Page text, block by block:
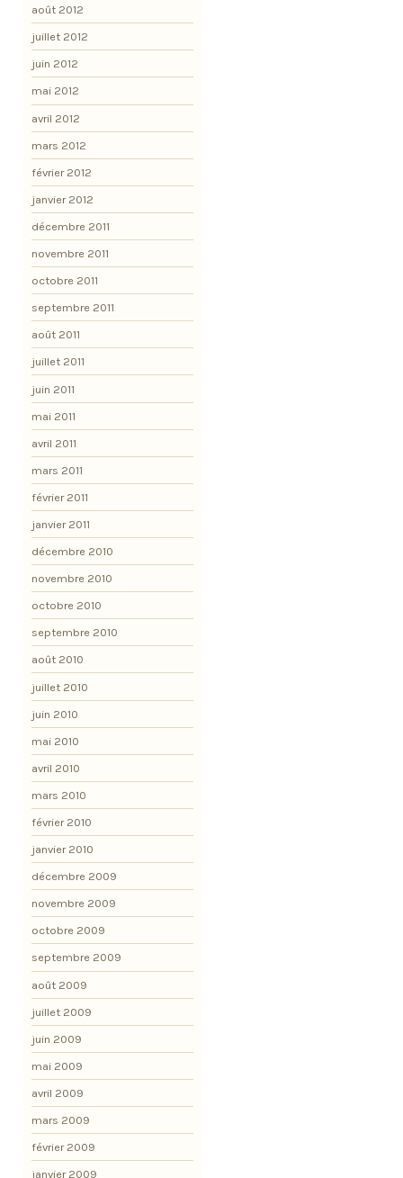
août 2012
juillet 2012
juin 2012
mai 2012
avril 2012
mars 2012
février 2012
janvier 2012
décembre 2011
novembre 2011
octobre 2011
septembre 2011
août 2011
juillet 2011
juin 2011
mai 2011
avril 2011
mars 2011
février 2011
janvier 2011
décembre 2010
novembre 2010
octobre 2010
septembre 2010
août 2010
juillet 2010
juin 2010
mai 2010
avril 2010
mars 2010
février 2010
janvier 2010
décembre 2009
novembre 2009
octobre 2009
septembre 2009
août 2009
juillet 2009
juin 2009
mai 2009
avril 2009
mars 2009
février 2009
janvier 2009